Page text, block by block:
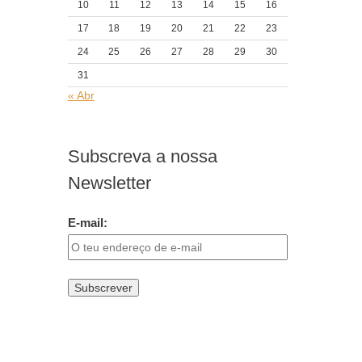
10 11 12 13 14 15 16
17 18 19 20 21 22 23
24 25 26 27 28 29 30
31
« Abr
Subscreva a nossa
Newsletter
E-mail: